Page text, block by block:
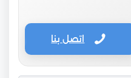
اتصل بنا